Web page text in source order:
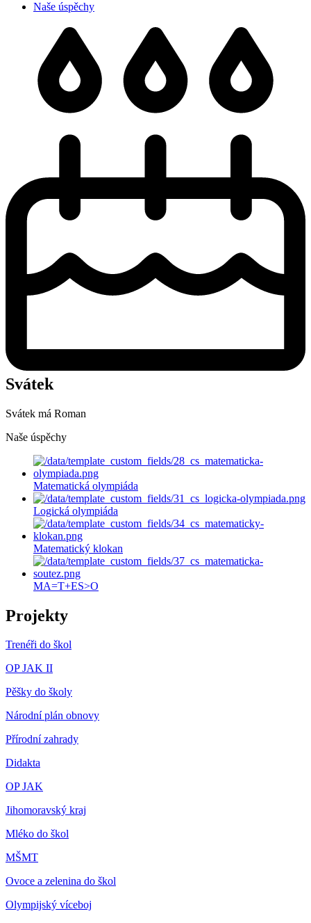
Naše úspěchy
Svátek
Svátek má Roman
Naše úspěchy
Matematická olympiáda
Logická olympiáda
Matematický klokan
MA=T+ES>O
Projekty
Trenéři do škol
OP JAK II
Pěšky do školy
Národní plán obnovy
Přírodní zahrady
Didakta
OP JAK
Jihomoravský kraj
Mléko do škol
MŠMT
Ovoce a zelenina do škol
Olympijský víceboj